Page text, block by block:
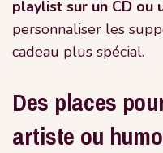
playlist sur un CD ou
personnaliser les
cadeau plus spécial.
Des places
artiste ou